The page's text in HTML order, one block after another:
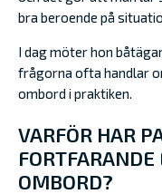
bra beroende på
I dag möter hon
frågorna ofta handlar
ombord i praktiken.
VARFÖR HAR
OMBORD?